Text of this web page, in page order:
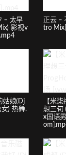
– 太早
影视v
正云 –
tro Mix
姑娘(Dj
) 热舞.
【米
想三旬
x国语